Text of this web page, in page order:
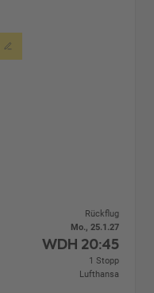
Rückflug
Mo., 25.1.27
WDH 20:45
1 Stopp
Lufthansa